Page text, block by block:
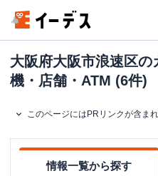
大阪府大阪市浪速区
機・店舗・ATM (6件)
このページにはPRリンクが含ま
情報一覧から探す